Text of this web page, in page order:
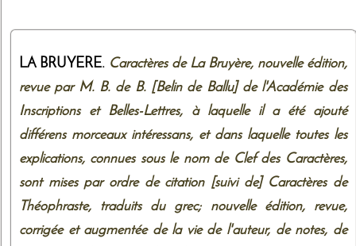
LA BRUYERE. Caractères de La Bruyère, nouvelle édition,
revue par M. B. de B. [Belin de Ballu] de l'Académie des
Inscriptions et Belles-Lettres, à laquelle il a été ajouté
différens morceaux intéressans, et dans laquelle toutes les
explications, connues sous le nom de Clef des Caractères,
sont mises par ordre de citation [suivi de] Caractères de
Théophraste, traduits du grec; nouvelle édition, revue,
corrigée et augmentée de la vie de l'auteur, de notes, de